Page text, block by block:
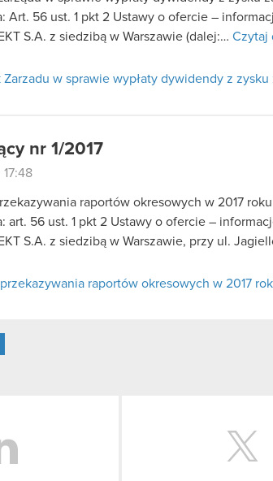
Art. 56 ust. 1 pkt 2 Ustawy o ofercie –
S.A. z siedzibą w Warszawie (dalej:… Czytaj
Zarzadu w sprawie wypłaty dywidendy z zysku
nr 1/2017
raportów okresowych w 2017 roku
art. 56 ust. 1 pkt 2 Ustawy o ofercie –
S.A. z siedzibą w Warszawie, przy ul.
raportów okresowych w 2017